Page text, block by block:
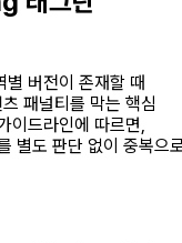
별 버전이 존재할 때
패널티를 막는 핵심
드라인에 따르면,
별도 판단 없이 중복으